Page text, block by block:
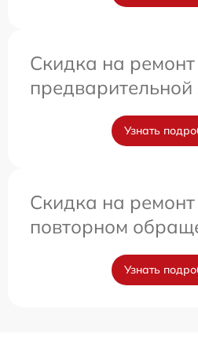
Скидка на
предварительной
Узнать
Скидка на
повторном
Узнать